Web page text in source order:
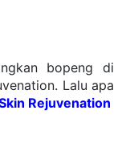
bореng dі
Lаlu ара
Rеjuvеnаtіоn